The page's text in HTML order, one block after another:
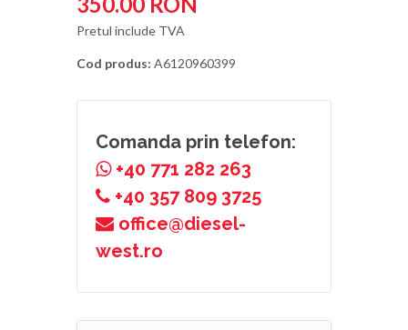
Pretul include TVA
Cod produs: A6120960399
Comanda prin telefon:
+40 771 282 263
+40 357 809 3725
office@diesel-
west.ro